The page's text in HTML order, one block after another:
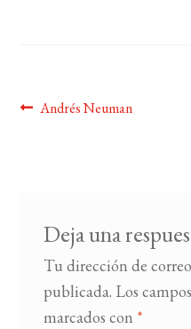
Navegación
Anterior:
Andrés Neuman
Deja una
Tu dirección de
publicada. Los
marcados con *